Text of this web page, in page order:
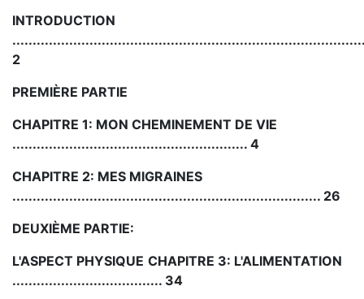
INTRODUCTION
2
PREMIÈRE PARTIE
CHAPITRE 1: MON CHEMINEMENT DE VIE
.......................................................... 4
CHAPITRE 2: MES MIGRAINES
............................................................................ 26
DEUXIÈME PARTIE:
L'ASPECT PHYSIQUE CHAPITRE 3: L'ALIMENTATION
..................................... 34